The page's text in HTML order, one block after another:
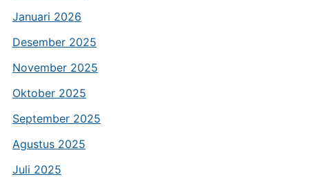
Januari 2026
Desember 2025
November 2025
Oktober 2025
September 2025
Agustus 2025
Juli 2025